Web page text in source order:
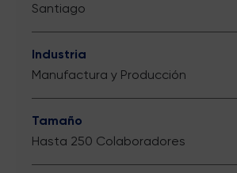
Santiago
Industria
Manufactura y Producción
Tamaño
Hasta 250 Colaboradores